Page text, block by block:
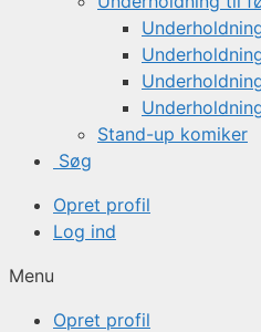
Stand-up komiker
Søg
Opret profil
Log ind
Menu
Opret profil